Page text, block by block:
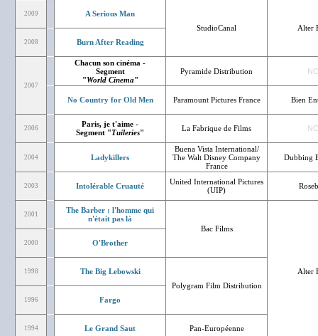
2009
A Serious Man
StudioCanal
Alter
2008 Burn After Reading
2007
Chacun son cinéma -
Segment
"World Cinema"
Pyramide Distribution NC
No Country for Old Men Paramount Pictures France Bien
2006
Paris, je t'aime -
Segment "Tuileries" La Fabrique de Films NC
2004 Ladykillers
Buena Vista International/
The Walt Disney Company
France
Dubbing
2003 Intolérable Cruauté
United International Pictures
(UIP)
2001
The Barber : l'homme qui
n'était pas là
Bac Films
Alter
2000 O'Brother
1998
The Big Lebowski
Polygram Film Distribution
1996 Fargo
1994 Le Grand Saut Pan-Européenne